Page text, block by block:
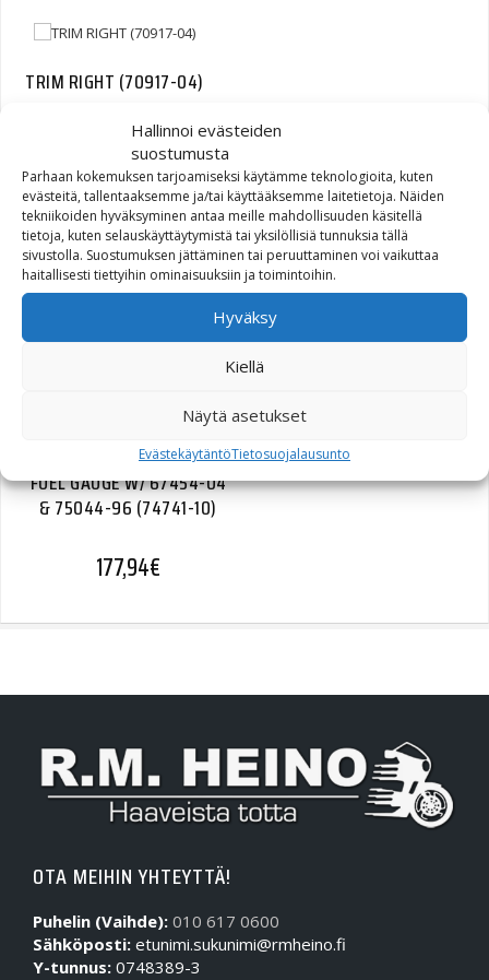
Hallinnoi evästeiden
suostumusta
Parhaan kokemuksen tarjoamiseksi käytämme teknologioita, kuten
evästeitä, tallentaaksemme ja/tai käyttääksemme laitetietoja. Näiden
tekniikoiden hyväksyminen antaa meille mahdollisuuden käsitellä
tietoja, kuten selauskäyttäytymistä tai yksilöllisiä tunnuksia tällä
sivustolla. Suostumuksen jättäminen tai peruuttaminen voi vaikuttaa
haitallisesti tiettyihin ominaisuuksiin ja toimintoihin.
Hyväksy
Kiellä
Näytä asetukset
EvästekäytäntöTietosuojalausunto
TRIM RIGHT (70917-04)
€
COVER OIL COOLER
(26800092)
39,16€
FUEL GAUGE W/ 67454-04
& 75044-96 (74741-10)
177,94€
OTA MEIHIN YHTEYTTÄ!
Puhelin (Vaihde): 010 617 0600
Sähköposti: etunimi.sukunimi@rmheino.fi
Y-tunnus: 0748389-3